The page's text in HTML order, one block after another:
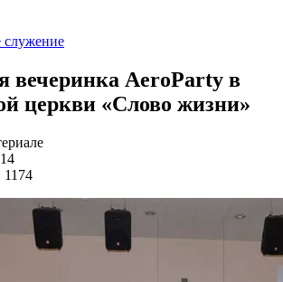
вечеринка AeroParty в
церкви «Слово жизни»